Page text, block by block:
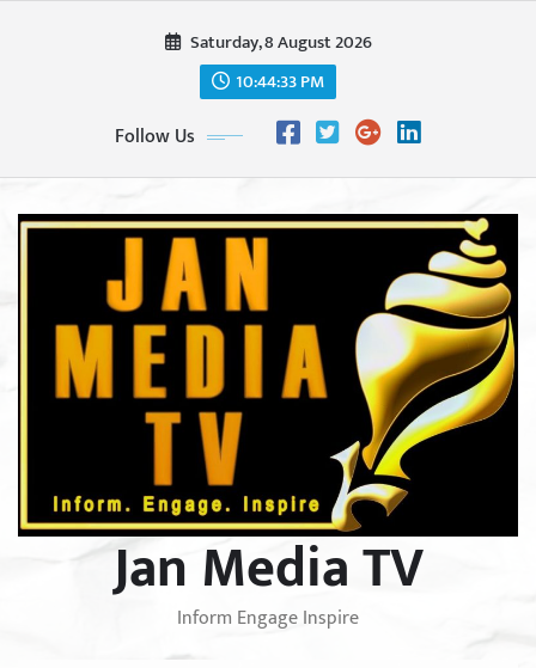
Saturday, 8 August 2026
10:44:35 PM
Follow Us
Jan Media TV
Inform Engage Inspire